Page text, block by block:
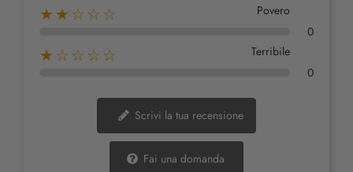
★★☆☆☆
Povero
0
★☆☆☆☆
Terribile
0
Scrivi la tua recensione
Fai una domanda